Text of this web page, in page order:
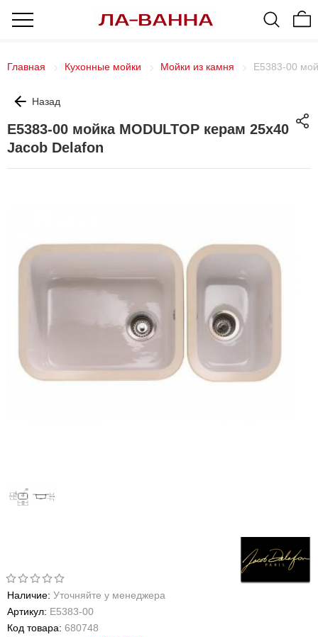
Главная Кухонные мойки Мойки из камня E5383-00
Назад
E5383-00 мойка MODULTOP керам 25х40
Jacob Delafon
Наличие: Уточняйте у менеджера
Артикул: E5383-00
Код товара: 680748